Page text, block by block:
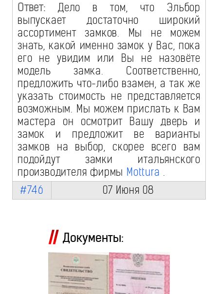
Ответ: Дело в том, что Эльбор
выпускает достаточно широкий
ассортимент замков. Мы не можем
знать, какой именно замок у Вас, пока
его не увидим или Вы не назовёте
модель замка. Соответственно,
предложить что-либо взамен, а так же
указать стоимость не представляется
возможным. Мы можем прислать к Вам
мастера он осмотрит Вашу дверь и
замок и предложит ве варианты
замков на выбор, скорее всего вам
подойдут замки итальянского
производителя фирмы Mottura .
#746
07 Июня 08
Документы: